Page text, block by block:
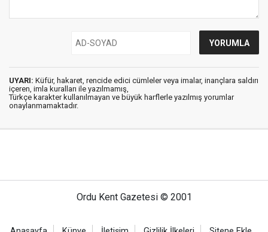
UYARI: Küfür, hakaret, rencide edici cümleler veya imalar, inançlara saldırı
içeren, imla kuralları ile yazılmamış,
Türkçe karakter kullanılmayan ve büyük harflerle yazılmış yorumlar
onaylanmamaktadır.
Ordu Kent Gazetesi © 2001